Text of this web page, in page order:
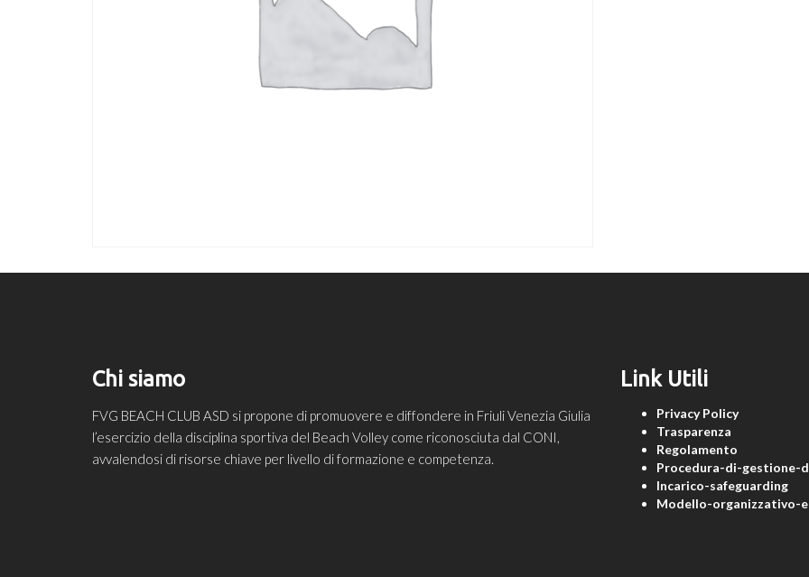
Chi siamo
FVG BEACH CLUB ASD si propone di promuovere e diffondere in Friuli Venezia Giulia
l’esercizio della disciplina sportiva del Beach Volley come riconosciuta dal CONI,
avvalendosi di risorse chiave per livello di formazione e competenza.
Link Utili
Privacy Policy
Trasparenza
Regolamento
Procedura-di-
Incarico-safeguarding
Modello-